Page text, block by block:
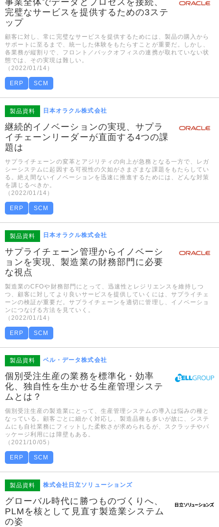
事業全体でデータとプロセスを接続、
完璧なサービスを提供するための3ステ
ップ
顧客に対し、常に完璧なサービスを提供するためには、製品の購入から
サポートに至るまで、統一した体験をもたらすことが重要だ。しかし、
各業務が縦割りで、フロント／バックオフィスの連携が取れていない状
態では、その実現は難しい。
（2022/01/14）
ERP SCM
製品資料 日本オラクル株式会社
継続的イノベーションの実現、サプラ
イチェーンリーダーが直面する4つの課
題は
サプライチェーンの変革とアジリティの向上が急務となる一方で、レガ
シーシステムに起因する可視性の欠如がさまざまな課題をもたらしてい
る。絶え間ないイノベーションを迅速に推進するためには、どんな対策
を講じるべきか。
（2022/01/14）
ERP SCM
製品資料 日本オラクル株式会社
サプライチェーン管理からイノベーシ
ョンを実現、製造業の財務部門に必要
な視点
製造業のCFOや財務部門にとって、迅速性とレジリエンスを維持しつ
つ、顧客に対してより良いサービスを提供していくには、サプライチェ
ーンの検証が重要だ。サプライチェーンを適切に管理し、イノベーショ
ンにつなげる方法を見ていく。
（2022/01/14）
ERP SCM
製品資料 ベル・データ株式会社
個別受注生産の業務を標準化・効率
化、独自性を生かせる生産管理システ
ムとは？
個別受注生産の製造業にとって、生産管理システムの導入は悩みの種と
なっている。顧客ごとに細かく対応し、製造品種も多いが故に、システ
ムにも自社業務にフィットした柔軟さが求められるが、スクラッチやパ
ッケージ利用には障壁もある。
（2021/10/05）
ERP SCM
製品資料 株式会社日立ソリューションズ
グローバル時代に勝つものづくりへ、
PLMを核として見直す製造業システム
の姿